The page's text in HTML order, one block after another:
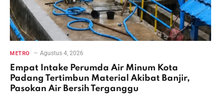
METRO Agustus 4, 2026
Empat Intake Perumda Air Minum Kota
Padang Tertimbun Material Akibat Banjir,
Pasokan Air Bersih Terganggu